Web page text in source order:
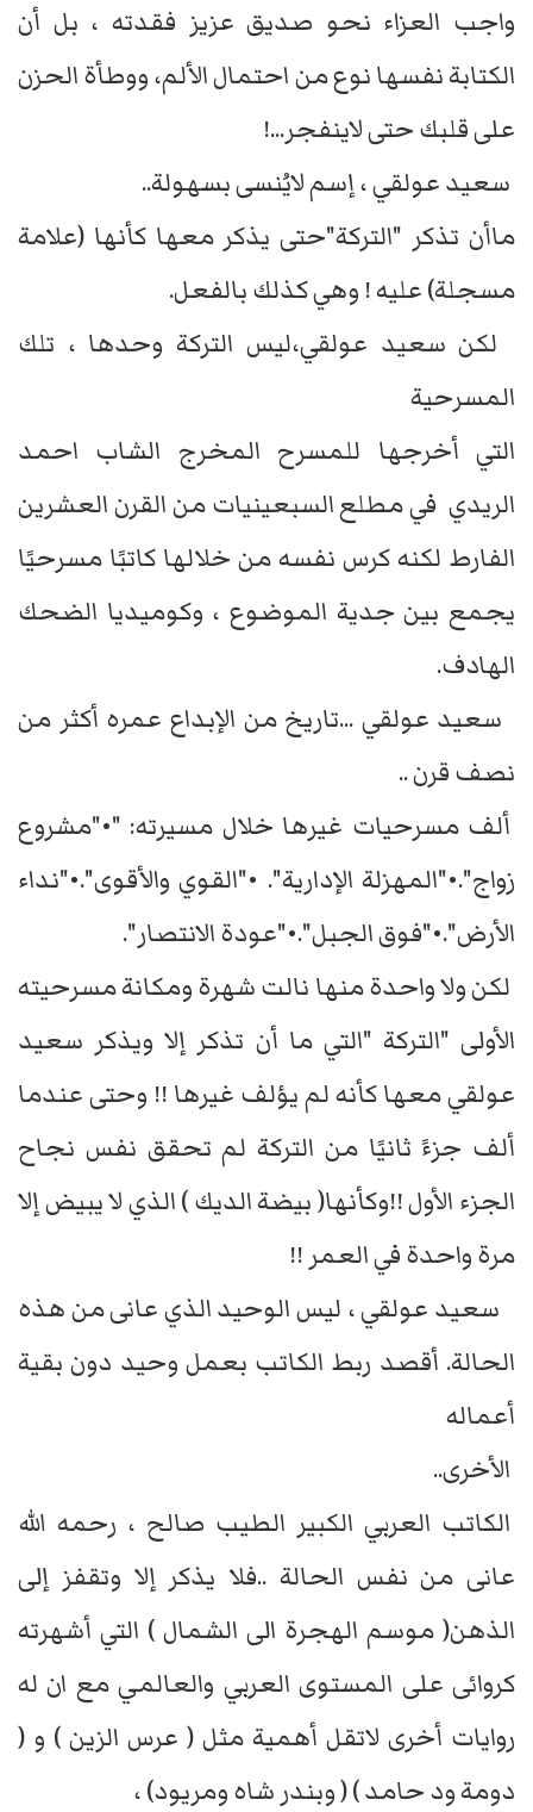
واجب العزاء نحو صديق عزيز فقدته ، بل أن
الكتابة نفسها نوع من احتمال الألم، ووطأة الحزن
على قلبك حتى لاينفجر...!
سعيد عولقي ، إسم لايُنسى بسهولة..
ماأن تذكر "التركة"حتى يذكر معها كأنها (علامة
مسجلة) عليه ! وهي كذلك بالفعل.
لكن سعيد عولقي،ليس التركة وحدها ، تلك
المسرحية
التي أخرجها للمسرح المخرج الشاب احمد
الريدي في مطلع السبعينيات من القرن العشرين
الفارط لكنه كرس نفسه من خلالها كاتبًا مسرحيًا
يجمع بين جدية الموضوع ، وكوميديا الضحك
الهادف.
سعيد عولقي ...تاريخ من الإبداع عمره أكثر من
نصف قرن ..
ألف مسرحيات غيرها خلال مسيرته: "•"مشروع
زواج".•"المهزلة الإدارية". •"القوي والأقوى".•"نداء
الأرض".•"فوق الجبل".•"عودة الانتصار".
لكن ولا واحدة منها نالت شهرة ومكانة مسرحيته
الأولى "التركة "التي ما أن تذكر إلا ويذكر سعيد
عولقي معها كأنه لم يؤلف غيرها !! وحتى عندما
ألف جزءً ثانيًا من التركة لم تحقق نفس نجاح
الجزء الأول !!وكأنها( بيضة الديك ) الذي لا يبيض إلا
مرة واحدة في العمر !!
سعيد عولقي ، ليس الوحيد الذي عانى من هذه
الحالة. أقصد ربط الكاتب بعمل وحيد دون بقية
أعماله
الأخرى..
الكاتب العربي الكبير الطيب صالح ، رحمه الله
عانى من نفس الحالة ..فلا يذكر إلا وتقفز إلى
الذهن( موسم الهجرة الى الشمال ) التي أشهرته
كروائى على المستوى العربي والعالمي مع ان له
روايات أخرى لاتقل أهمية مثل ( عرس الزين ) و (
دومة ود حامد ) ( وبندر شاه ومريود) ،